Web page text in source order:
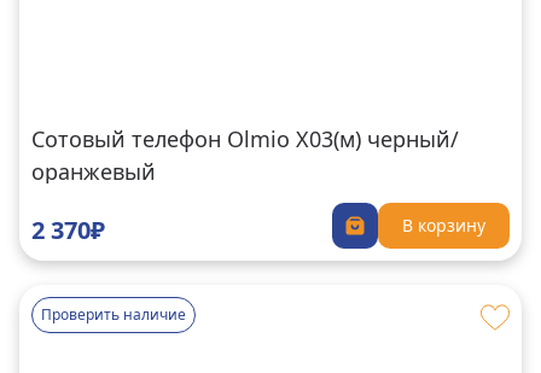
Сотовый телефон Olmio X03(м) черный/
оранжевый
2 370₽ В корзину
Проверить наличие